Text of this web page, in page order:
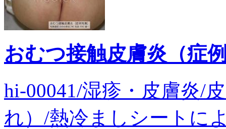
おむつ接触皮膚炎（症
hi-00041/湿疹・皮膚炎/
れ）/熱冷ましシートに